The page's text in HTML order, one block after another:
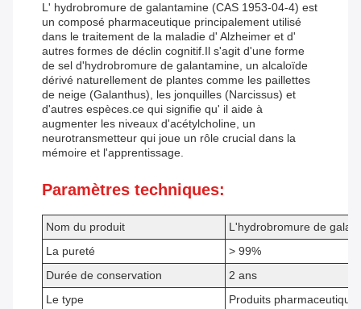
L' hydrobromure de galantamine (CAS 1953-04-4) est
un composé pharmaceutique principalement utilisé
dans le traitement de la maladie d' Alzheimer et d'
autres formes de déclin cognitif.Il s'agit d'une forme
de sel d'hydrobromure de galantamine, un alcaloïde
dérivé naturellement de plantes comme les paillettes
de neige (Galanthus), les jonquilles (Narcissus) et
d'autres espèces.ce qui signifie qu' il aide à
augmenter les niveaux d'acétylcholine, un
neurotransmetteur qui joue un rôle crucial dans la
mémoire et l'apprentissage.
Paramètres techniques:
Nom du produit
L'hydrobromure de
La pureté
> 99%
Durée de conservation
2 ans
Le type
Produits